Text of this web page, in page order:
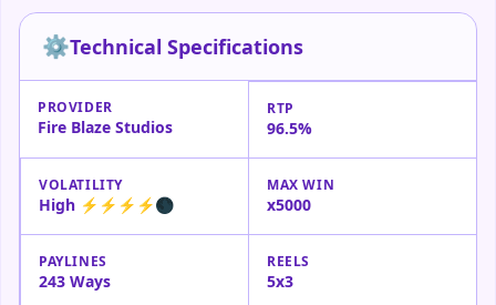
⚙️Technical Specifications
PROVIDER
Fire Blaze Studios
RTP
96.5%
VOLATILITY
High ⚡⚡⚡⚡🌑
MAX WIN
x5000
PAYLINES
243 Ways
REELS
5x3